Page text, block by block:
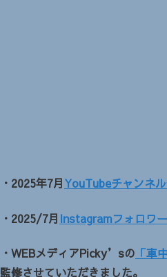
・2025年7月YouTubeチャンネ
・2025/7月 Instagramフォロワ
・WEBメディアPicky’sの 「車
監修させていただきました。